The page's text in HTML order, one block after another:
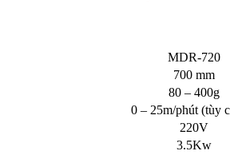
MDR-720
700 mm
80 – 400g
0 – 25m/phút (tùy
220V
3.5Kw